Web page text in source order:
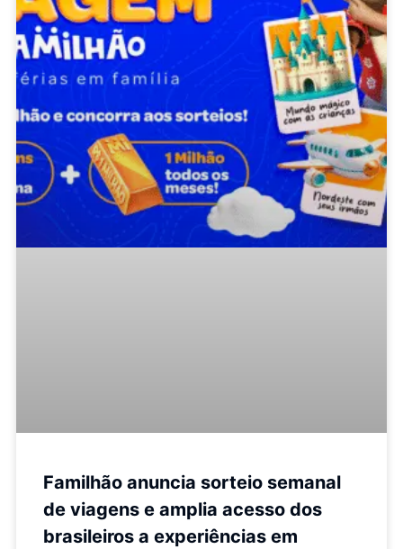
Familhão anuncia sorteio semanal
de viagens e amplia acesso dos
brasileiros a experiências em